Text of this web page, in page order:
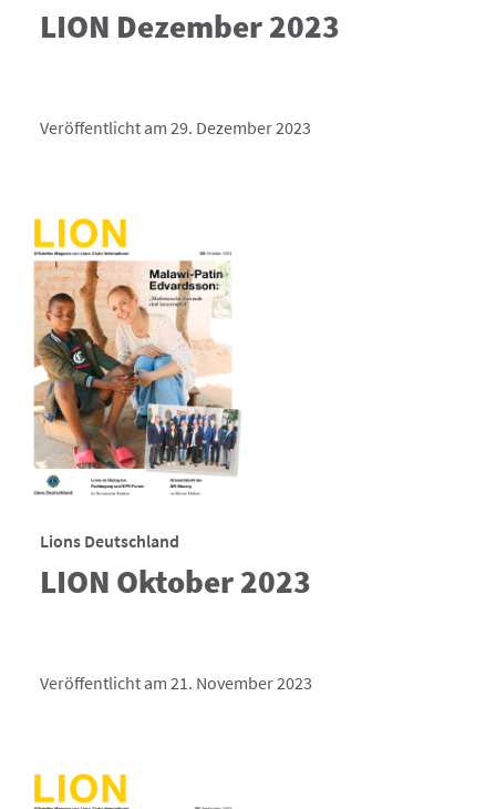
LION Dezember 2023
Veröffentlicht am 29. Dezember 2023
Lions Deutschland
LION Oktober 2023
Veröffentlicht am 21. November 2023